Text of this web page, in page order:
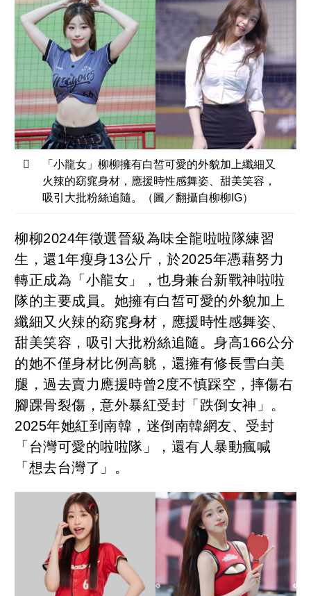
「小龍女」柳柳擁有白皙可愛的外貌加上纖細又
火辣的窈窕身材，應援時性感舞姿、甜美笑容，
吸引大批粉絲追隨。（圖／翻攝自柳柳IG）
柳柳2024年徵選晉級為味全龍啦啦隊練習
生，還1年瘦身13公斤，於2025年憑藉努力
轉正成為「小龍女」，也身兼台新戰神啦啦
隊的主要成員。她擁有白皙可愛的外貌加上
纖細又火辣的窈窕身材，應援時性感舞姿、
甜美笑容，吸引大批粉絲追隨。身高166公分
的她不僅身材比例高䠷，還擁有修長雪白美
腿，過去賣力應援時曾2度不慎踩空，摔傷右
腳踝骨裂傷，意外暴紅受封「跌倒女神」。
2025年她紅到南韓，迷倒南韓網友、受封
「台灣可愛的啦啦隊」，還有人暴動瘋喊
「想去台灣了」。